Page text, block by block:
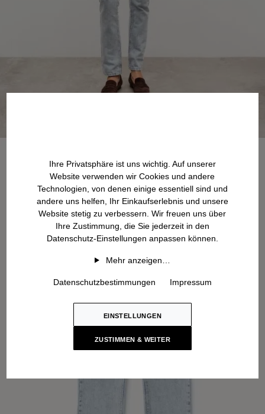
Ihre Privatsphäre ist uns wichtig. Auf unserer
Website verwenden wir Cookies und andere
Technologien, von denen einige essentiell sind und
andere uns helfen, Ihr Einkaufserlebnis und unsere
Website stetig zu verbessern. Wir freuen uns über
Ihre Zustimmung, die Sie jederzeit in den
Datenschutz-Einstellungen anpassen können.
Mehr anzeigen…
Datenschutzbestimmungen Impressum
EINSTELLUNGEN
ZUSTIMMEN & WEITER